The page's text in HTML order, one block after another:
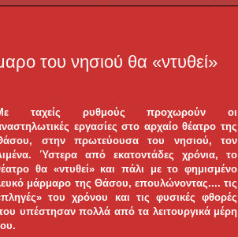
του νησιού θα «ντυθεί»
ταχείς ρυθμούς προχωρούν οι
εργασίες στο αρχαίο θέατρο της
στην πρωτεύουσα του νησιού, τον
Ύστερα από εκατοντάδες χρόνια, το
θα «ντυθεί» και πάλι με το φημισμένο
μάρμαρο της Θάσου, επουλώνοντας.... τις
του χρόνου και τις φυσικές φθορές
υπέστησαν πολλά από τα λειτουργικά μέρη